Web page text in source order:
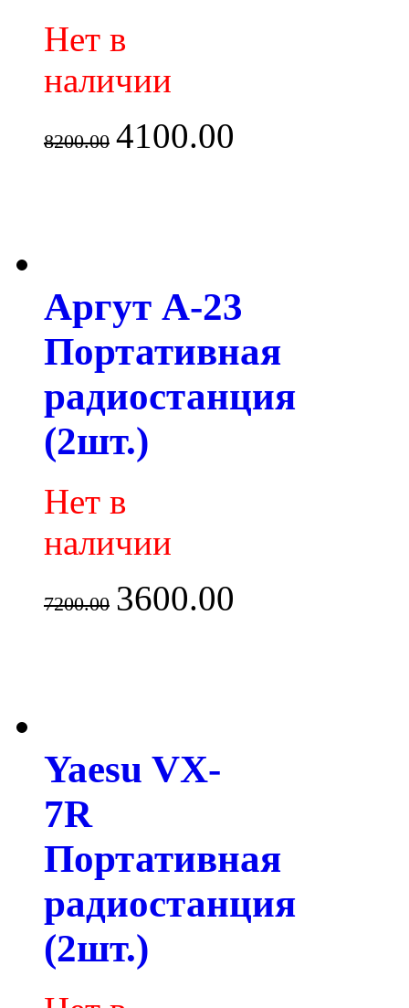
Нет в
наличии
8200.00 4100.00
Аргут А-23
Портативная
радиостанция
(2шт.)
Нет в
наличии
7200.00 3600.00
Yaesu VX-
7R
Портативная
радиостанция
(2шт.)